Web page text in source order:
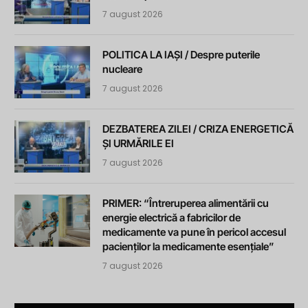
7 august 2026
POLITICA LA IAȘI / Despre puterile
nucleare
7 august 2026
DEZBATEREA ZILEI / CRIZA ENERGETICĂ
ȘI URMĂRILE EI
7 august 2026
PRIMER: “Întreruperea alimentării cu
energie electrică a fabricilor de
medicamente va pune în pericol accesul
pacienților la medicamente esențiale”
7 august 2026